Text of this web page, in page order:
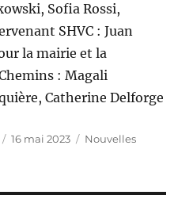
Sofia Rossi,
SHVC : Juan
la mairie et la
: Magali
Catherine Delforge
Publié
16 mai 2023 Catégories
Nouvelles